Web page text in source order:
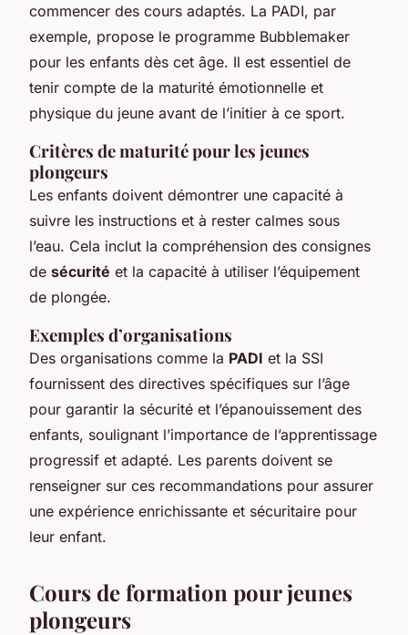
commencer des cours adaptés. La PADI, par
exemple, propose le programme Bubblemaker
pour les enfants dès cet âge. Il est essentiel de
tenir compte de la maturité émotionnelle et
physique du jeune avant de l’initier à ce sport.
Critères de maturité pour les jeunes
plongeurs
Les enfants doivent démontrer une capacité à
suivre les instructions et à rester calmes sous
l’eau. Cela inclut la compréhension des consignes
de sécurité et la capacité à utiliser l’équipement
de plongée.
Exemples d’organisations
Des organisations comme la PADI et la SSI
fournissent des directives spécifiques sur l’âge
pour garantir la sécurité et l’épanouissement des
enfants, soulignant l’importance de l’apprentissage
progressif et adapté. Les parents doivent se
renseigner sur ces recommandations pour assurer
une expérience enrichissante et sécuritaire pour
leur enfant.
Cours de formation pour jeunes
plongeurs